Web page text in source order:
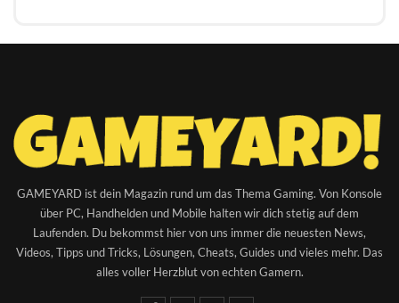
GAMEYARD ist dein Magazin rund um das Thema Gaming. Von Konsole
über PC, Handhelden und Mobile halten wir dich stetig auf dem
Laufenden. Du bekommst hier von uns immer die neuesten News,
Videos, Tipps und Tricks, Lösungen, Cheats, Guides und vieles mehr. Das
alles voller Herzblut von echten Gamern.